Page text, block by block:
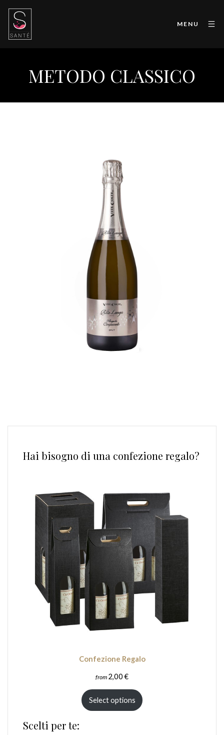
MENU
METODO CLASSICO
Alta Langa DOCG
“Cinquecento Brut
Millesimato”
32,00
ADD TO CART
Hai bisogno di una confezione regalo?
Confezione Regalo
from 2,00€
Select options
Scelti per te: